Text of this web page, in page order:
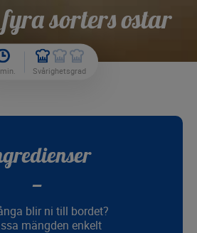
sorters ostar
Svårighetsgrad
blir ni till bordet?
mängden enkelt